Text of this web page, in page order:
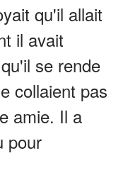
qu'il allait
il avait
se rende
collaient pas
amie. Il a
pour